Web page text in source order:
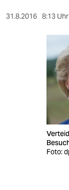
berlin
wahrheit
veranstaltungen
31.8.2016 8:13 Uhr
Foto: